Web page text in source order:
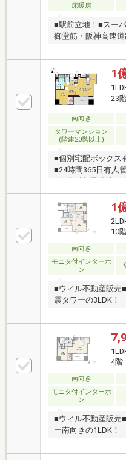
でプライバシー性
床暖房
■駅前立地！■スー
御堂筋・阪神高速
構造タワーマンシ
ム、ビューラウン
住戸！眺望良好！
マンション！（規
が見えにくい工夫
も快適！■キッチン
関前に宅配ボック
動線上に洗濯場所
1
23
南向き
タワーマンション
(階建20階以上)
■個別宅配ボックス
■24時間365日有人
歩2分阪急電鉄神戸
大阪梅田駅 徒歩6分
1
10
南向き
モニタ付インターホ
ン
■ウィル不動産販売
震タワーの3LDK！
4階
南向き
モニタ付インターホ
ン
■ウィル不動産販売
ー南向きの1LDK！